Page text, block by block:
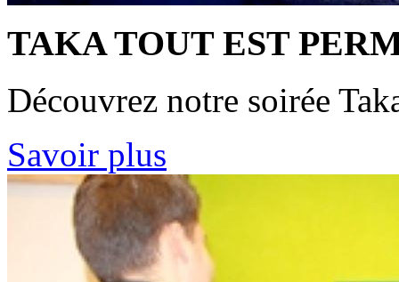
TAKA TOUT EST
Découvrez notre soirée
Savoir plus